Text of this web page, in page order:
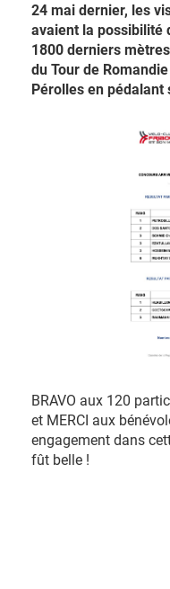
24 mai dernier, les
avaient la possibilité
1800 derniers
du Tour de
Pérolles en pédalant
BRAVO aux 120
et MERCI aux
engagement dans
fût belle !